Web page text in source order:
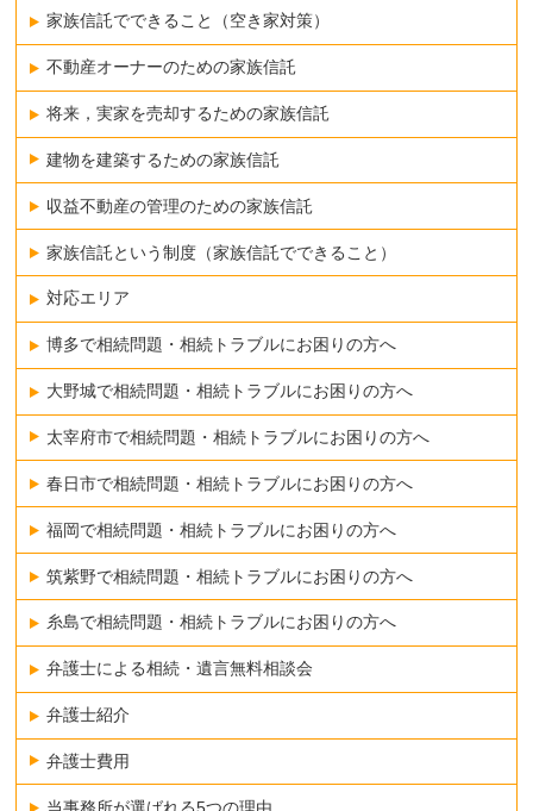
家族信託でできること（空き家対策）
不動産オーナーのための家族信託
将来，実家を売却するための家族信託
建物を建築するための家族信託
収益不動産の管理のための家族信託
家族信託という制度（家族信託でできること）
対応エリア
博多で相続問題・相続トラブルにお困りの方へ
大野城で相続問題・相続トラブルにお困りの方へ
太宰府市で相続問題・相続トラブルにお困りの方へ
春日市で相続問題・相続トラブルにお困りの方へ
福岡で相続問題・相続トラブルにお困りの方へ
筑紫野で相続問題・相続トラブルにお困りの方へ
糸島で相続問題・相続トラブルにお困りの方へ
弁護士による相続・遺言無料相談会
弁護士紹介
弁護士費用
当事務所が選ばれる5つの理由